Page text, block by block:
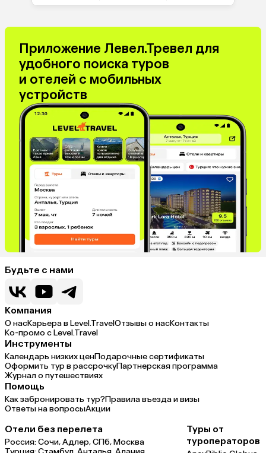
Венгрия
Болгария
Приложение Левел.Тревел для
удобного поиска туров
и отелей с мобильных
устройств
Будьте с нами
Компания
О насКарьера в Level.TravelОтзывы о насКонтакты
Ко-промо с Level.Travel
Инструменты
Календарь низких ценПодарочные сертификаты
Оформить тур в рассрочкуПартнерская программа
Журнал о путешествиях
Помощь
Как забронировать тур?Правила въезда и визы
Ответы на вопросыАкции
Отели без перелета
Россия:Сочи,Адлер,СПб,Москва
Туры от
туроператоров